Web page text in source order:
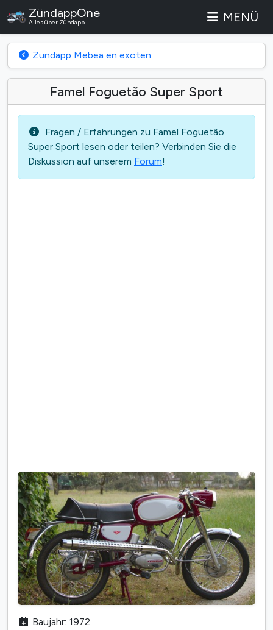
ZündappOne
Alles über Zündapp MENÜ
Zundapp Mebea en exoten
Famel Foguetão Super Sport
Fragen / Erfahrungen zu Famel Foguetão
Super Sport lesen oder teilen? Verbinden Sie die
Diskussion auf unserem Forum!
Baujahr: 1972